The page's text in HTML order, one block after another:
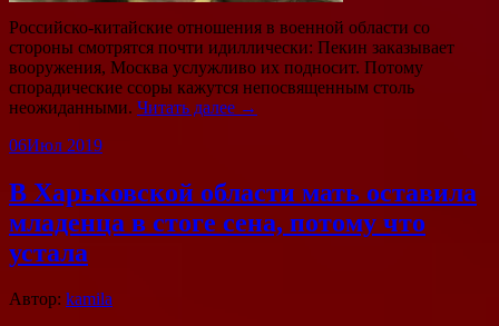
Российско-китайские отношения в военной области со
стороны смотрятся почти идиллически: Пекин заказывает
вооружения, Москва услужливо их подносит. Потому
спорадические ссоры кажутся непосвященным столь
неожиданными. Читать далее →
06Июл 2019
В Харьковской области мать оставила
младенца в стоге сена, потому что
устала
Автор: kamila